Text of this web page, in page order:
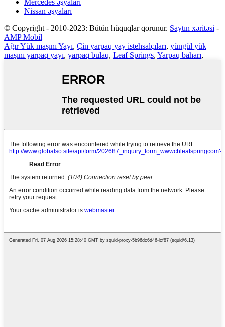
Nissan əşyaları
© Copyright - 2010-2023: Bütün hüquqlar qorunur. Saytın xəritəsi -
AMP Mobil
Ağır Yük maşını Yayı, Çin yarpaq yay istehsalçıları, yüngül yük
maşını yarpaq yayı, yarpaq bulaq, Leaf Springs, Yarpaq baharı,